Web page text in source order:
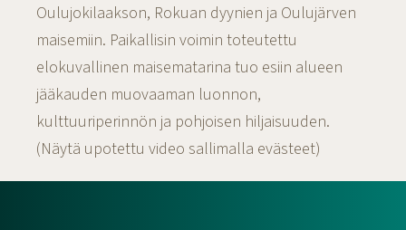
Oulujokilaakson, Rokuan dyynien ja Oulujärven
maisemiin. Paikallisin voimin toteutettu
elokuvallinen maisematarina tuo esiin alueen
jääkauden muovaaman luonnon,
kulttuuriperinnön ja pohjoisen hiljaisuuden.
(Näytä upotettu video sallimalla evästeet)